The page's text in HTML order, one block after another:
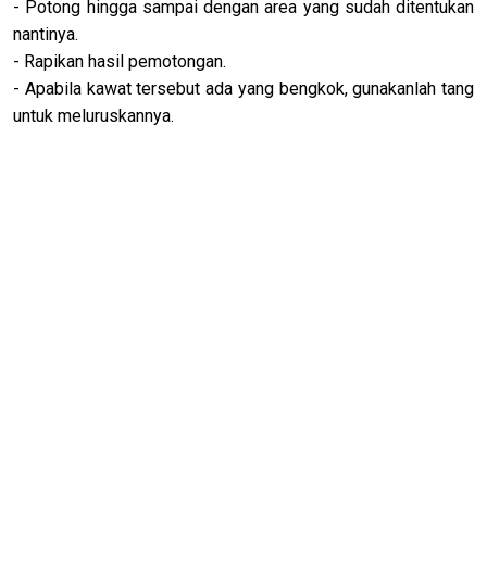
- Potong hingga sampai dengan area yang sudah ditentukan
nantinya.
- Rapikan hasil pemotongan.
- Apabila kawat tersebut ada yang bengkok, gunakanlah tang
untuk meluruskannya.